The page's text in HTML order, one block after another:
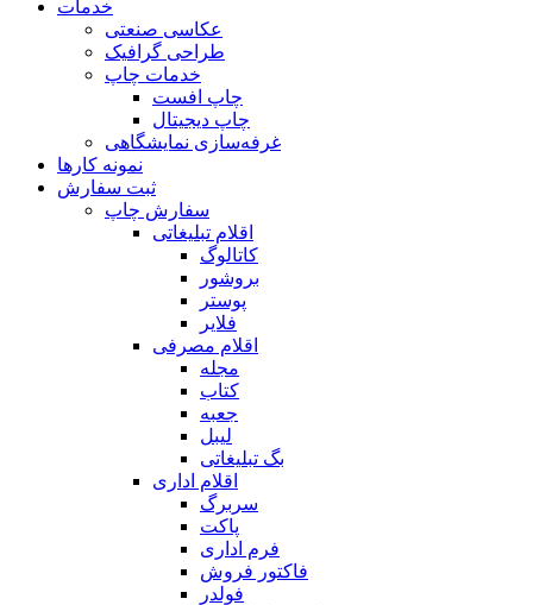
خدمات
عکاسی صنعتی
طراحی گرافیک
خدمات چاپ
چاپ افست
چاپ دیجیتال
غرفه‌سازی نمایشگاهی
نمونه کارها
ثبت سفارش
سفارش چاپ
اقلام تبلیغاتی
کاتالوگ
بروشور
پوستر
فلایر
اقلام مصرفی
مجله
کتاب
جعبه
لیبل
بگ تبلیغاتی
اقلام اداری
سربرگ
پاکت
فرم اداری
فاکتور فروش
فولدر